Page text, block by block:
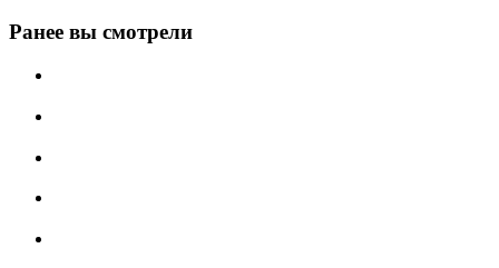
Ранее вы смотрели